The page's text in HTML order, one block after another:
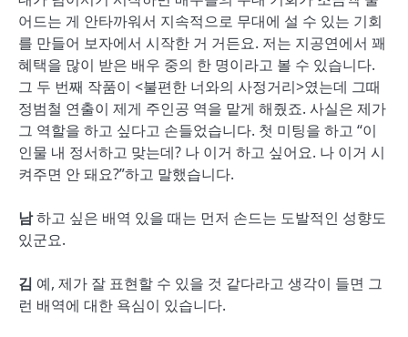
어드는 게 안타까워서 지속적으로 무대에 설 수 있는 기회
를 만들어 보자에서 시작한 거 거든요. 저는 지공연에서 꽤
혜택을 많이 받은 배우 중의 한 명이라고 볼 수 있습니다.
그 두 번째 작품이 <불편한 너와의 사정거리>였는데 그때
정범철 연출이 제게 주인공 역을 맡게 해줬죠. 사실은 제가
그 역할을 하고 싶다고 손들었습니다. 첫 미팅을 하고 “이
인물 내 정서하고 맞는데? 나 이거 하고 싶어요. 나 이거 시
켜주면 안 돼요?”하고 말했습니다.
남하고 싶은 배역 있을 때는 먼저 손드는 도발적인 성향도
있군요.
김 예, 제가 잘 표현할 수 있을 것 같다라고 생각이 들면 그
런 배역에 대한 욕심이 있습니다.